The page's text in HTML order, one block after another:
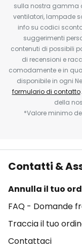
sulla nostra gamma
ventilatori, lampade
info su codici
suggerimenti
contenuti di possibili
di recensioni e
comodamente e in
disponibile in ogni
formulario di contatto
della
*Valore minimo
Contatti &
Annulla il tuo
FAQ - Domande
Traccia il tuo
Contattaci